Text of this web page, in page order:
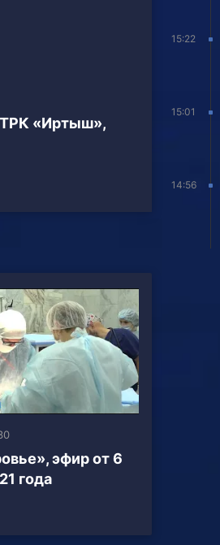
«Иртыш»,
эфир от 6
года
15:22
15:01
14:56